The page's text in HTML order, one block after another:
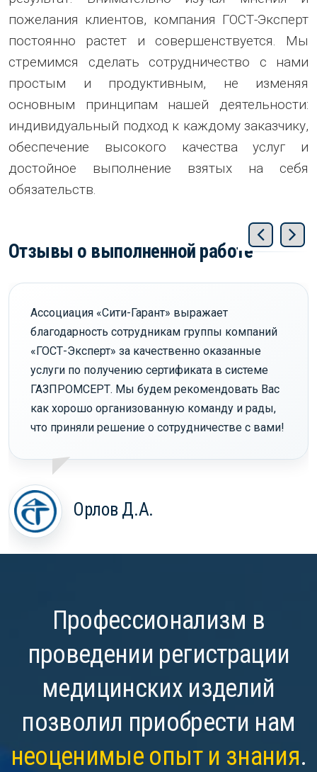
пожелания клиентов, компания ГОСТ-Эксперт
постоянно растет и совершенствуется. Мы
стремимся сделать сотрудничество с нами
простым и продуктивным, не изменяя
основным принципам нашей деятельности:
индивидуальный подход к каждому заказчику,
обеспечение высокого качества услуг и
достойное выполнение взятых на себя
обязательств.
Отзывы о выполненной работе
Ассоциация «Сити-Гарант» выражает
благодарность сотрудникам группы компаний
«ГОСТ-Эксперт» за качественно оказанные
услуги по получению сертификата в системе
ГАЗПРОМСЕРТ. Мы будем рекомендовать Вас
как хорошо организованную команду и рады,
что приняли решение о сотрудничестве с вами!
Орлов Д.А.
Профессионализм в
проведении регистрации
медицинских изделий
позволил приобрести нам
неоценимые опыт и знания.